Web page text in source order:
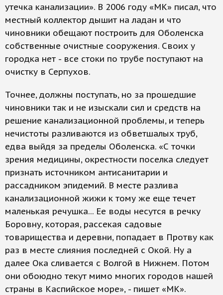
утечка канализации». В 2006 году «МК» писал, что
местный коллектор дышит на ладан и что
чиновники обещают построить для Оболенска
собственные очистные сооружения. Своих у
городка нет - все стоки по трубе поступают на
очистку в Серпухов.
Точнее, должны поступать, но за прошедшие
чиновники так и не изыскали сил и средств на
решение канализационной проблемы, и теперь
нечистоты разливаются из обветшалых труб,
едва выйдя за пределы Оболенска. «С точки
зрения медицины, окрестности поселка следует
признать источником антисанитарии и
рассадником эпидемий. В месте разлива
канализационной жижи к тому же еще течет
маленькая речушка... Ее воды несутся в речку
Боровну, которая, рассекая садовые
товарищества и деревни, попадает в Протву как
раз в месте слияния последней с Окой. Ну а
далее Ока сливается с Волгой в Нижнем. Потом
они обоюдно текут мимо многих городов нашей
страны в Каспийское море», - пишет «МК».